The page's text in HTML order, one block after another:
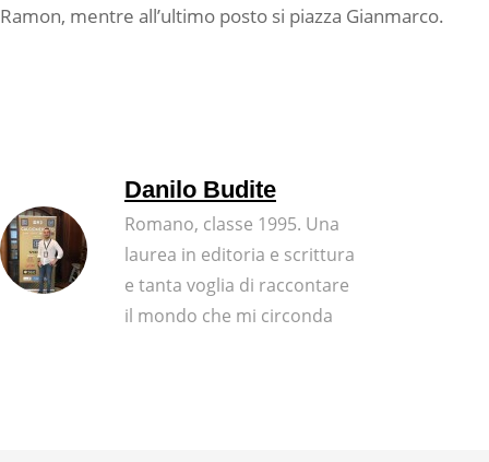
Ramon, mentre all’ultimo posto si piazza Gianmarco.
Danilo Budite
Romano, classe 1995. Una
laurea in editoria e scrittura
e tanta voglia di raccontare
il mondo che mi circonda